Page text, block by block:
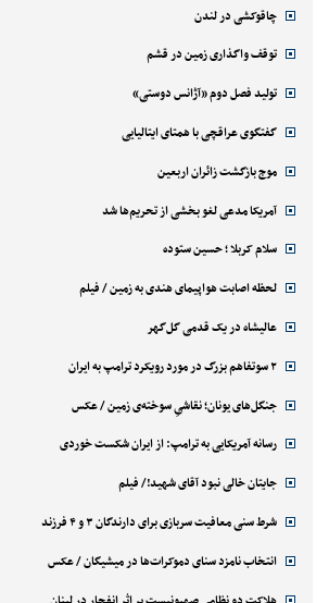
چاقوکشی در لندن
توقف واگذاری زمین در قشم
تولید فصل دوم «آژانس دوستی»
گفتگوی عراقچی با همتای ایتالیایی
موج بازگشت زائران اربعین
آمریکا مدعی لغو بخشی از تحریم‌ها شد
سلام کربلا ؛ حسین ستوده
لحظه اصابت هواپیمای هندی به زمین / فیلم
عالیشاه در یک قدمی گل‌گهر
۲ سوتفاهم بزرگ در مورد رویکرد ترامپ به ایران
جنگل‌های یونان؛ نقاشیِ سوخته‌ی زمین / عکس
رسانه آمریکایی به ترامپ: از ایران شکست خوردی
جایتان خالی نبود آقای شهید!/ فیلم
شرط سنی معافیت سربازی برای دارندگان ۳ و ۴ فرزند
انتخاب نامزد سنای دموکرات‌ها در میشیگان / عکس